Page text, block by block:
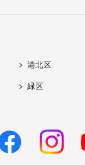
港北区
緑区